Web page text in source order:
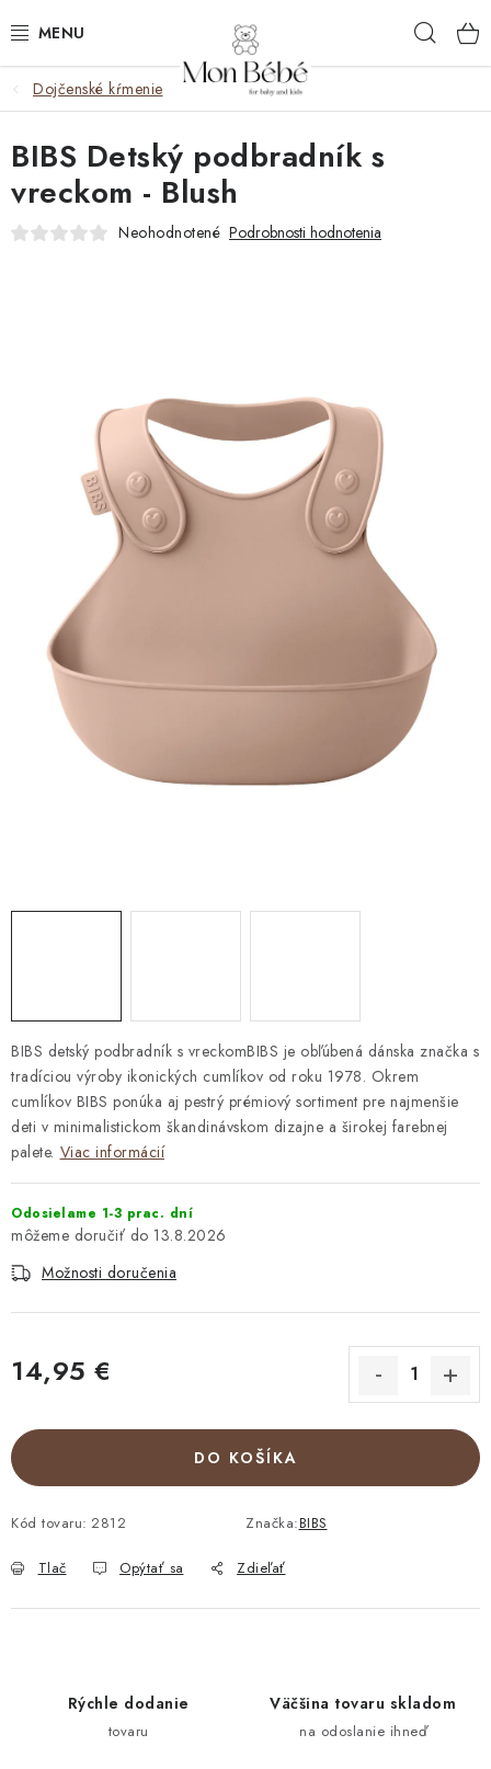
na
ZĽAVY
OBLEČENIE
VÝBAVA
DARČEKOVÉ BOXY
Všeobecné obchodné podmienky
Podmienky ochrany osobných údajov a poučenie o cookies
Reklamačný poriadok
Formulár na odstúpenie od zmluvy
Blog
Kontakty
Dojčenské kŕmenie
BIBS detský podbradník s vreckomBIBS je obľúbená dánska značka s
tradíciou výroby ikonických cumlíkov od roku 1978. Okrem
cumlíkov BIBS ponúka aj pestrý prémiový sortiment pre najmenšie
deti v minimalistickom škandinávskom dizajne a širokej farebnej
palete. Viac informácií
Odosielame 1-3 prac. dní
13.8.2026
Možnosti doručenia
14,95 €
DO KOŠÍKA
Kód tovaru: 2812 Značka:BIBS
Tlač Opýtať sa Zdieľať
BIBS Detský podbradník s
vreckom - Blush
Neohodnotené Podrobnosti hodnotenia
Rýchle dodanie
tovaru
Väčšina tovaru skladom
na odoslanie ihneď